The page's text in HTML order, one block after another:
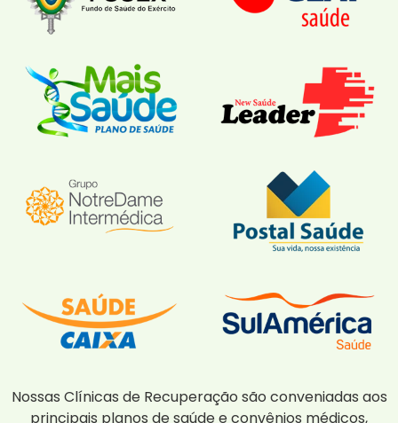
Nossas Clínicas de Recuperação são conveniadas aos
principais planos de saúde e convênios médicos,